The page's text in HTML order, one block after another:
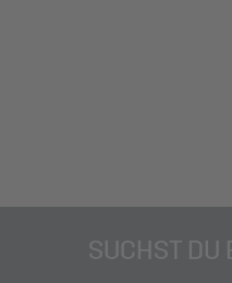
SUCHST DU